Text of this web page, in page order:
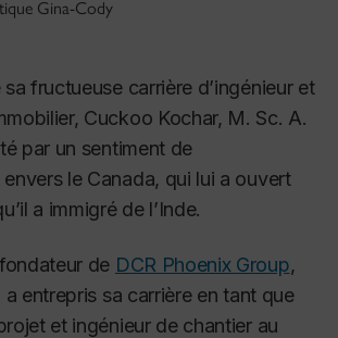
Gina-Cody
fructueuse carrière d’ingénieur et
Cuckoo Kochar, M. Sc. A.
par un sentiment de
le Canada, qui lui a ouvert
a immigré de l’Inde.
de DCR Phoenix Group,
entrepris sa carrière en tant que
et ingénieur de chantier au